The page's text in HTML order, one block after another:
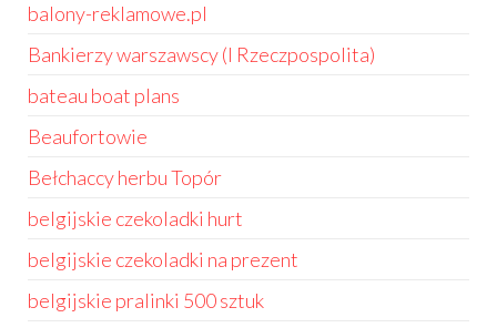
balony-reklamowe.pl
Bankierzy warszawscy (I Rzeczpospolita)
bateau boat plans
Beaufortowie
Bełchaccy herbu Topór
belgijskie czekoladki hurt
belgijskie czekoladki na prezent
belgijskie pralinki 500 sztuk